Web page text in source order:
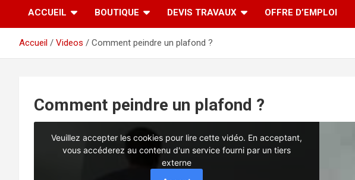
ACCUEIL BOUTIQUE DEVIS TRAVAUX OFFRE D’EMPLOI
Accueil Videos Comment peindre un plafond ?
Comment peindre un plafond ?